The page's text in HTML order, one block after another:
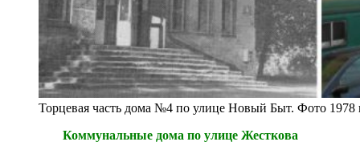
Торцевая часть дома №4 по улице Новый Быт. Фото 1978
Коммунальные дома по улице Жесткова